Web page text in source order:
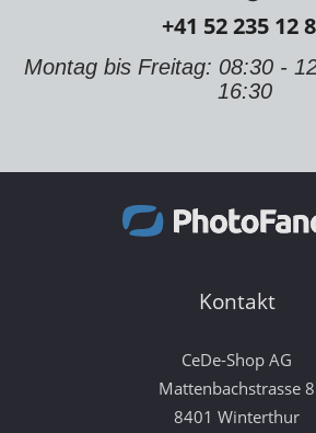
+41 52 235 12
Montag bis Freitag: 08:30 -
16:30
Kontakt
CeDe-Shop AG
Mattenbachstrasse 8
8401 Winterthur